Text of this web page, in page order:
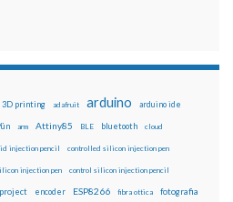
3D printing adafruit arduino arduino ide
arm Attiny85 BLE bluetooth cloud
injection pencil controlled silicon injection pen
injection pen control silicon injection pencil
encoder ESP8266 fibra ottica fotografia